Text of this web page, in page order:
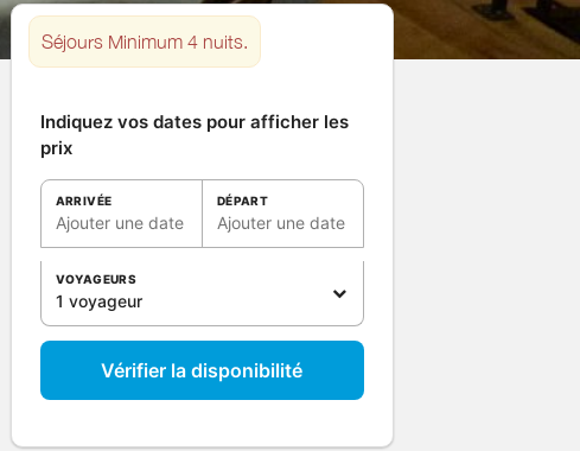
Séjours Minimum 4 nuits.
Indiquez vos dates pour afficher les
prix
ARRIVÉE
Ajouter une date
DÉPART
Ajouter une date
VOYAGEURS
1 voyageur
Vérifier la disponibilité